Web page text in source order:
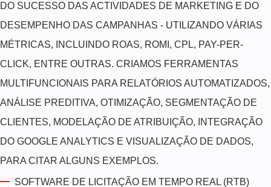
DO SUCESSO DAS ACTIVIDADES DE MARKETING E DO
DESEMPENHO DAS CAMPANHAS - UTILIZANDO VÁRIAS
MÉTRICAS, INCLUINDO ROAS, ROMI, CPL, PAY-PER-
CLICK, ENTRE OUTRAS. CRIAMOS FERRAMENTAS
MULTIFUNCIONAIS PARA RELATÓRIOS AUTOMATIZADOS,
ANÁLISE PREDITIVA, OTIMIZAÇÃO, SEGMENTAÇÃO DE
CLIENTES, MODELAÇÃO DE ATRIBUIÇÃO, INTEGRAÇÃO
DO GOOGLE ANALYTICS E VISUALIZAÇÃO DE DADOS,
PARA CITAR ALGUNS EXEMPLOS.
SOFTWARE DE LICITAÇÃO EM TEMPO REAL (RTB)